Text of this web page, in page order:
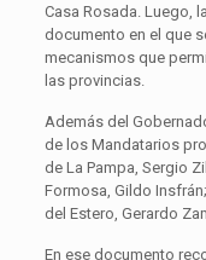
Casa Rosada. Luego,
documento en el que
mecanismos que
las provincias.
Además del
de los Mandatarios
de La Pampa, Sergio
Formosa, Gildo
del Estero, Gerardo
En ese documento